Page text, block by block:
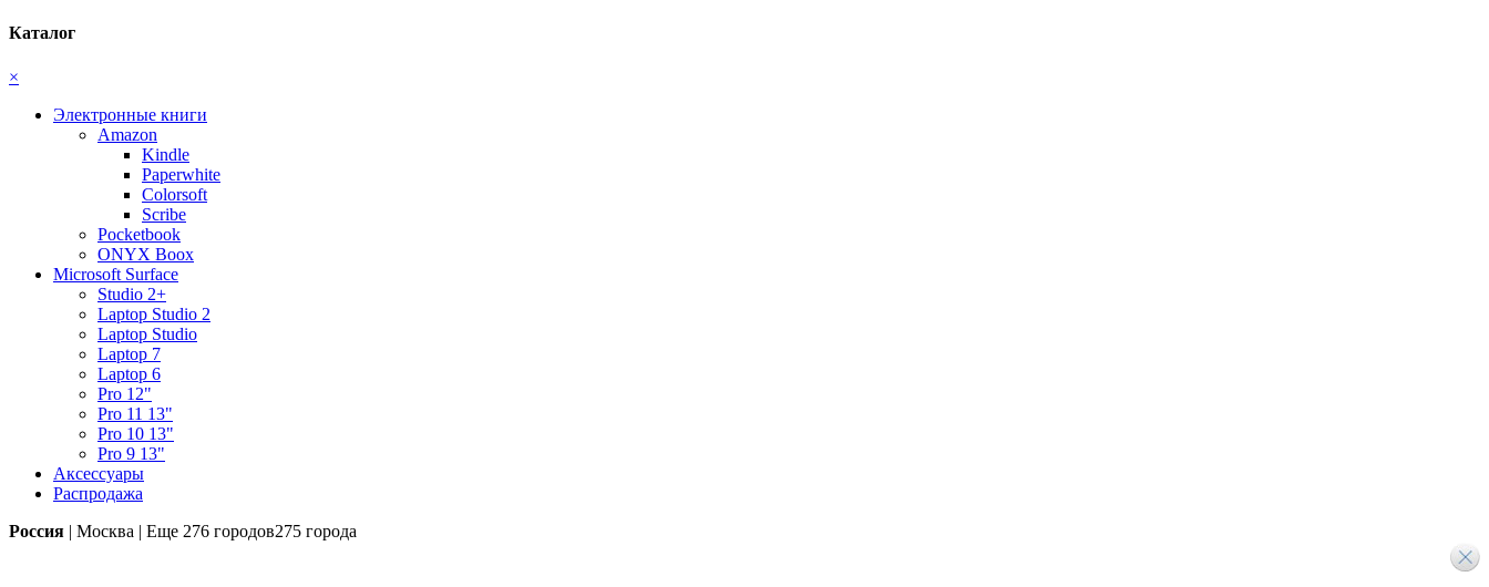
Каталог
×
Электронные книги
Amazon
Kindle
Paperwhite
Colorsoft
Scribe
Pocketbook
ONYX Boox
Microsoft Surface
Studio 2+
Laptop Studio 2
Laptop Studio
Laptop 7
Laptop 6
Pro 12"
Pro 11 13"
Pro 10 13"
Pro 9 13"
Аксессуары
Распродажа
Россия | Москва | Еще 276 городов275 города